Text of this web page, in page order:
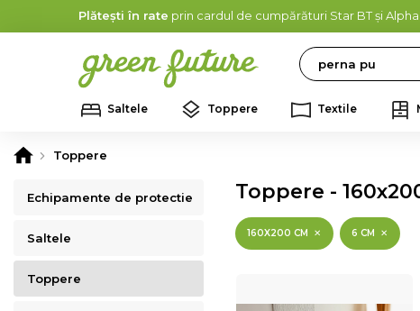
Plătești în rate prin cardul de cumpărături Star BT și
Search
Saltele Toppere Textile
Toppere
Echipamente de protectie
Saltele
Toppere
Toppere -
160X200 CM 6 CM